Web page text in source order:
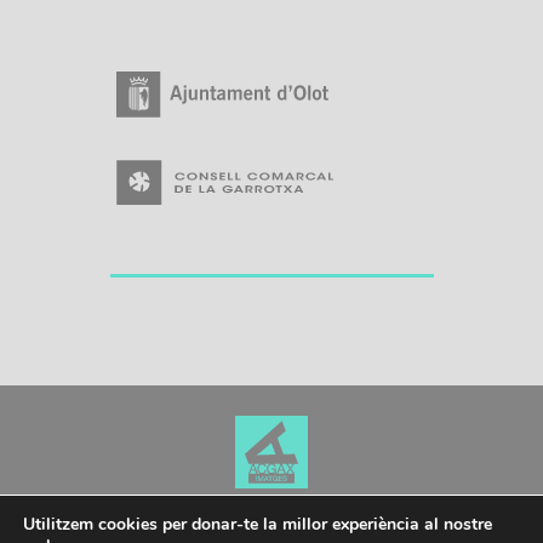
Utilitzem cookies per donar-te la millor experiència al nostre